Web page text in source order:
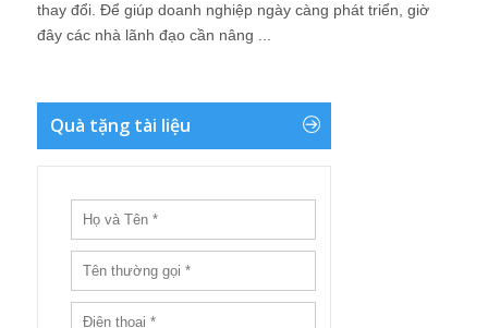
thay đổi. Để giúp doanh nghiệp ngày càng phát triển, giờ
đây các nhà lãnh đạo cần nâng ...
Quà tặng tài liệu